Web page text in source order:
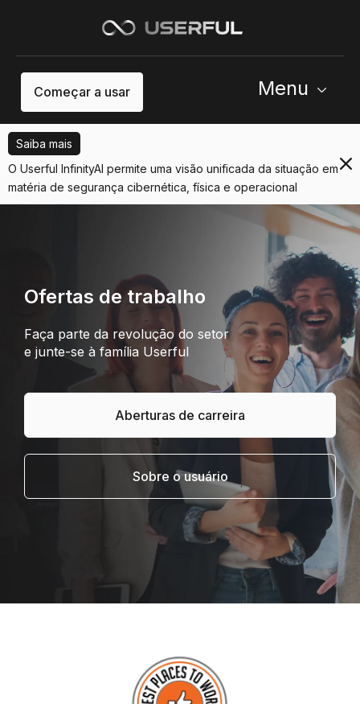
Começar a usar Menu
Saiba mais
O Userful InfinityAI permite uma visão unificada da situação em
matéria de segurança cibernética, física e operacional
Ofertas de trabalho
Faça parte da revolução do setor
e junte-se à família Userful
Aberturas de carreira
Sobre o usuário